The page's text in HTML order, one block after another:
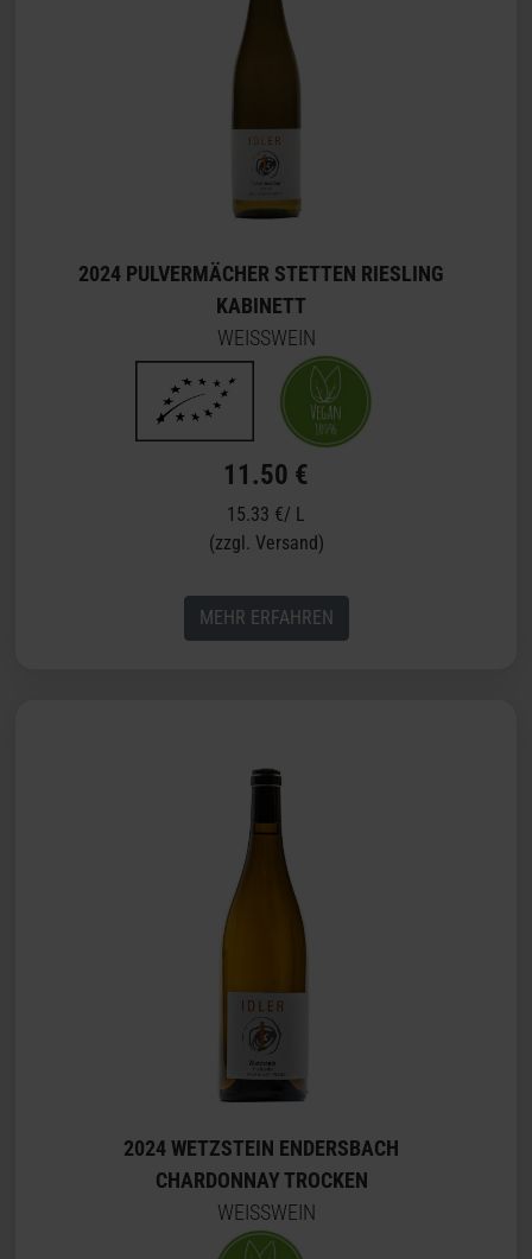
2024 PULVERMÄCHER STETTEN RIESLING
KABINETT
WEISSWEIN
11.50 €
15.33 €/ L
(zzgl. Versand)
MEHR ERFAHREN
2024 WETZSTEIN ENDERSBACH
CHARDONNAY TROCKEN
WEISSWEIN